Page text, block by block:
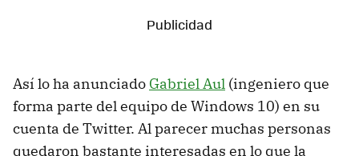
Así lo ha anunciado Gabriel Aul (ingeniero que
forma parte del equipo de Windows 10) en su
cuenta de Twitter. Al parecer muchas personas
quedaron bastante interesadas en lo que la